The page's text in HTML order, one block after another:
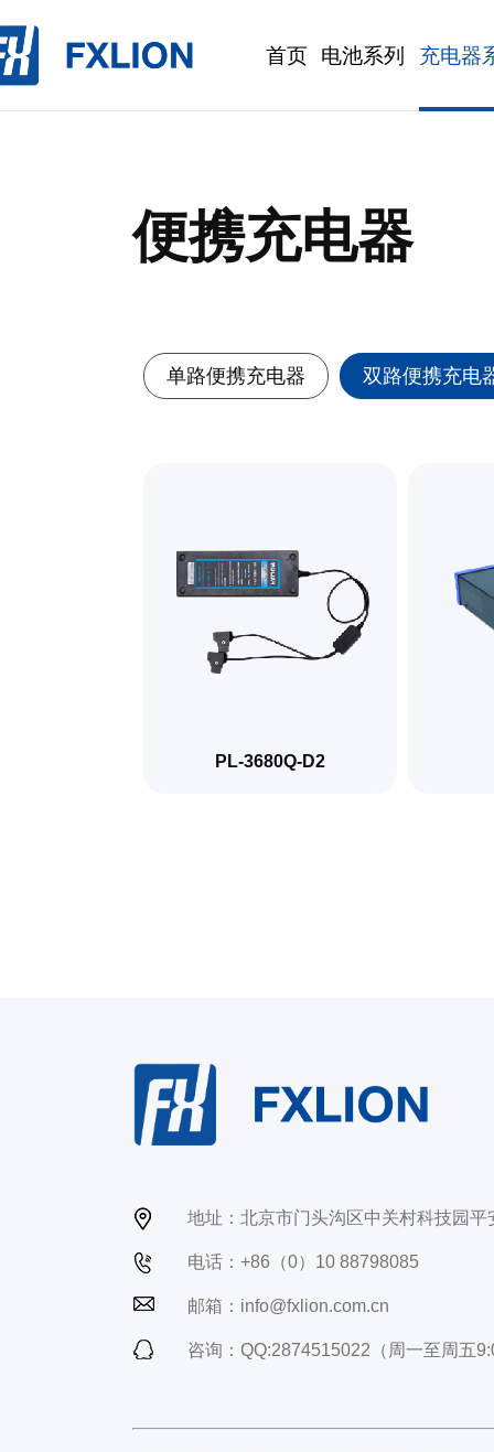
首页 电池系列 充电器
便携充电器
单路便携充电器 双路便携充电
PL-3680Q-D2
地址：北京市门头沟区中关村科技园平
电话：+86（0）10 88798085
邮箱：info@fxlion.com.cn
咨询：QQ:2874515022（周一至周五